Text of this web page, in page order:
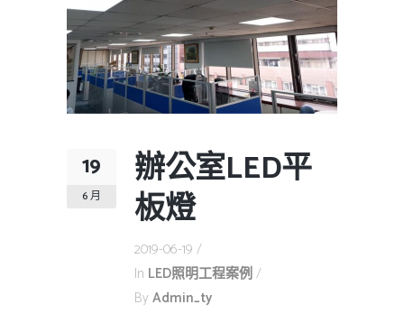
19
6 月
辦公室LED平
板燈
2019-06-19
In LED照明工程案例
By Admin_ty